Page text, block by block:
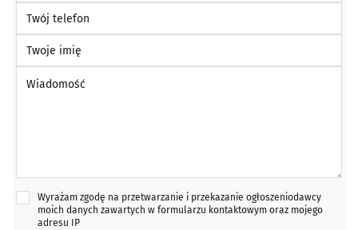
Wyrażam zgodę na przetwarzanie i przekazanie ogłoszeniodawcy
moich danych zawartych w formularzu kontaktowym oraz mojego
adresu IP